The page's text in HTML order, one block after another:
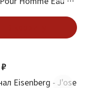
Eisenberg - J'ose